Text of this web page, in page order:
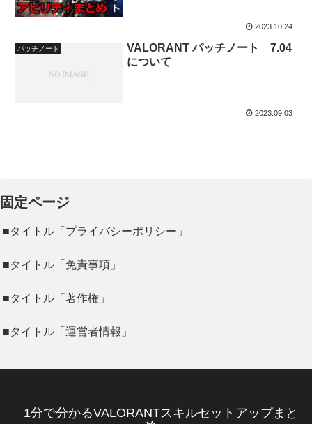
2023.10.24
パッチノート
VALORANT パッチノート 7.04
について
2023.09.03
固定ページ
■タイトル「プライバシーポリシー」
■タイトル「免責事項」
■タイトル「著作権」
■タイトル「運営者情報」
1分で分かるVALORANTスキルセットアップまと